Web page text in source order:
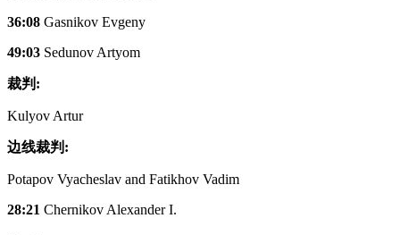
36:08 Gasnikov Evgeny
49:03 Sedunov Artyom
裁判:
Kulyov Artur
边线裁判:
Potapov Vyacheslav and Fatikhov Vadim
28:21 Chernikov Alexander I.